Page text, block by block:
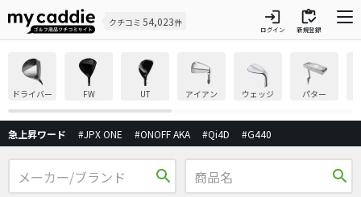
クチコミ 54,023件 login
ログイン
inventory
新規登録
ドライバー FW UT アイアン ウェッジ パター
急上昇ワード #JPX ONE #ONOFF AKA #Qi4D #G440
search search